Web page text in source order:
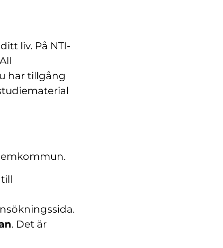
liv. På NTI-
har tillgång
. Det är